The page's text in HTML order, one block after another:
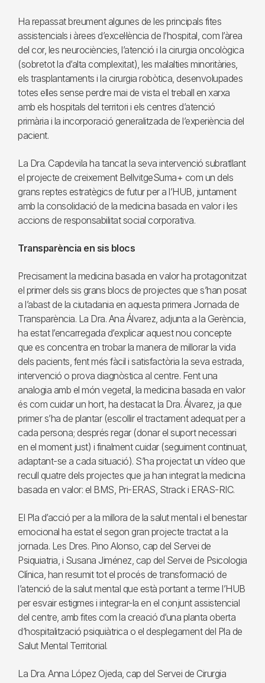
Ha repassat breument algunes de les principals fites
assistencials i àrees d’excel·lència de l’hospital, com l’àrea
del cor, les neurociències, l’atenció i la cirurgia oncològica
(sobretot la d’alta complexitat), les malalties minoritàries,
els trasplantaments i la cirurgia robòtica, desenvolupades
totes elles sense perdre mai de vista el treball en xarxa
amb els hospitals del territori i els centres d’atenció
primària i la incorporació generalitzada de l’experiència del
pacient.
La Dra. Capdevila ha tancat la seva intervenció subratllant
el projecte de creixement BellvitgeSuma+ com un dels
grans reptes estratègics de futur per a l’HUB, juntament
amb la consolidació de la medicina basada en valor i les
accions de responsabilitat social corporativa.
Transparència en sis blocs
Precisament la medicina basada en valor ha protagonitzat
el primer dels sis grans blocs de projectes que s’han posat
a l’abast de la ciutadania en aquesta primera Jornada de
Transparència. La Dra. Ana Álvarez, adjunta a la Gerència,
ha estat l’encarregada d’explicar aquest nou concepte
que es concentra en trobar la manera de millorar la vida
dels pacients, fent més fàcil i satisfactòria la seva estrada,
intervenció o prova diagnòstica al centre. Fent una
analogia amb el món vegetal, la medicina basada en valor
és com cuidar un hort, ha destacat la Dra. Álvarez, ja que
primer s’ha de plantar (escollir el tractament adequat per a
cada persona; després regar (donar el suport necessari
en el moment just) i finalment cuidar (seguiment continuat,
adaptant-se a cada situació). S’ha projectat un vídeo que
recull quatre dels projectes que ja han integrat la medicina
basada en valor: el BMS, Pri-ERAS, Strack i ERAS-RIC.
El Pla d’acció per a la millora de la salut mental i el benestar
emocional ha estat el segon gran projecte tractat a la
jornada. Les Dres. Pino Alonso, cap del Servei de
Psiquiatria, i Susana Jiménez, cap del Servei de Psicologia
Clínica, han resumit tot el procés de transformació de
l’atenció de la salut mental que està portant a terme l’HUB
per esvair estigmes i integrar-la en el conjunt assistencial
del centre, amb fites com la creació d’una planta oberta
d’hospitalització psiquiàtrica o el desplegament del Pla de
Salut Mental Territorial.
La Dra. Anna López Ojeda, cap del Servei de Cirurgia